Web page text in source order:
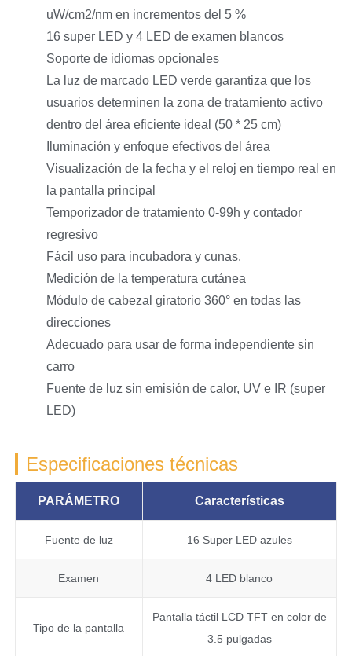
uW/cm2/nm en incrementos del 5 %
16 super LED y 4 LED de examen blancos
Soporte de idiomas opcionales
La luz de marcado LED verde garantiza que los
usuarios determinen la zona de tratamiento activo
dentro del área eficiente ideal (50 * 25 cm)
Iluminación y enfoque efectivos del área
Visualización de la fecha y el reloj en tiempo real en
la pantalla principal
Temporizador de tratamiento 0-99h y contador
regresivo
Fácil uso para incubadora y cunas.
Medición de la temperatura cutánea
Módulo de cabezal giratorio 360° en todas las
direcciones
Adecuado para usar de forma independiente sin
carro
Fuente de luz sin emisión de calor, UV e IR (super
LED)
Especificaciones técnicas
PARÁMETRO Características
Fuente de luz 16 Super LED azules
Examen 4 LED blanco
Tipo de la pantalla
Pantalla táctil LCD TFT en color de
3.5 pulgadas